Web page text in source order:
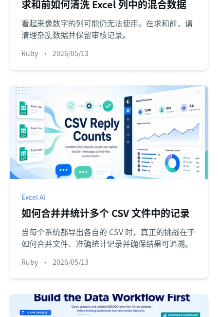
求和前如何清洗 Excel 列中的混合数据
看起来像数字的列可能仍无法使用。在求和前，请
清理杂乱数据并保留审核记录。
Ruby • 2026/05/13
Excel AI
如何合并并统计多个 CSV 文件中的记录
当每个系统都导出各自的 CSV 时，真正的挑战在于
如何合并文件、准确统计记录并确保结果可追溯。
Ruby • 2026/05/13